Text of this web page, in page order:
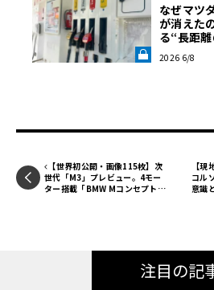
なぜマツ
が消えた
る“長距
AB》
2026 6/8
【世界初公開・画像115枚】次
世代「M3」プレビュー。4モー
ター搭載「BMW Mコンセプト・
【
コル
意識
注目の記